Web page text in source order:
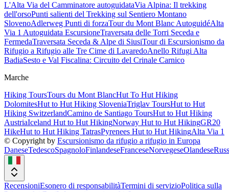
L'Alta Via del Camminatore autoguidataVia Alpina: Il trekking
dell'orsoPunti salienti del Trekking sul Sentiero Montano
SlovenoAdlerweg Punti di forzaTour du Mont Blanc AutoguidéAlta
Via 1 Autoguidata EscursioneTraversata delle Torri Seceda e
FermedaTraversata Seceda & Alpe di SiusiTour di Escursionismo da
Rifugio a Rifugio alle Tre Cime di LavaredoAnello Rifugi Alta
BadiaSesto e Val Fiscalina: Circuito del Crinale Carnico
Marche
Hiking ToursTours du Mont BlancHut To Hut Hiking
DolomitesHut to Hut Hiking SloveniaTriglav ToursHut to Hut
Hiking SwitzerlandCamino de Santiago ToursHut to Hut Hiking
AustriaIceland Hut to Hut HikingNorway Hut to Hut HikingGR20
HikeHut to Hut Hiking TatrasPyrenees Hut to Hut HikingAlta Via 1
© Copyright by Escursionismo da rifugio a rifugio in Europa
DaneseTedescoSpagnoloFinlandeseFranceseNorvegeseOlandese
RecensioniEsonero di responsabilitàTermini di servizioPolitica sulla